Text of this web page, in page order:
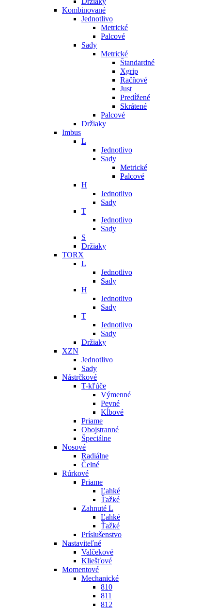
Kombinované
Jednotlivo
Metrické
Palcové
Sady
Metrické
Štandardné
Xgrip
Račňové
Just
Predĺžené
Skrátené
Palcové
Držiaky
Imbus
L
Jednotlivo
Sady
Metrické
Palcové
H
Jednotlivo
Sady
T
Jednotlivo
Sady
S
Držiaky
TORX
L
Jednotlivo
Sady
H
Jednotlivo
Sady
T
Jednotlivo
Sady
Držiaky
XZN
Jednotlivo
Sady
Nástrčkové
T-kľúče
Výmenné
Pevné
Kĺbové
Priame
Obojstranné
Špeciálne
Nosové
Radiálne
Čelné
Rúrkové
Priame
Ľahké
Ťažké
Zahnuté L
Ľahké
Ťažké
Príslušenstvo
Nastaviteľné
Valčekové
Kliešťové
Momentové
Mechanické
810
811
812